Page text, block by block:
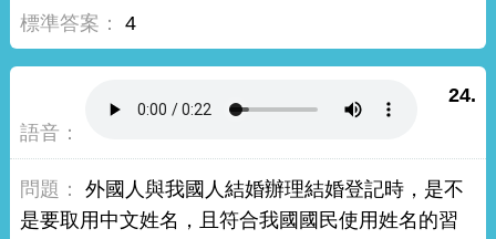
4
24.
外國人與我國人結婚辦理結婚登記時，是不
是要取用中文姓名，且符合我國國民使用姓名的習